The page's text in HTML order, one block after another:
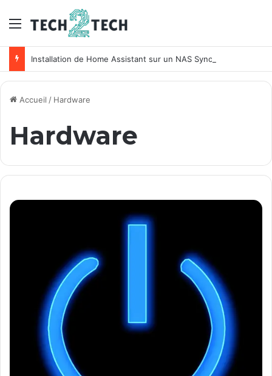
Menu
Installation de Home Assistant sur un NAS Synology
Accueil / Hardware
Hardware